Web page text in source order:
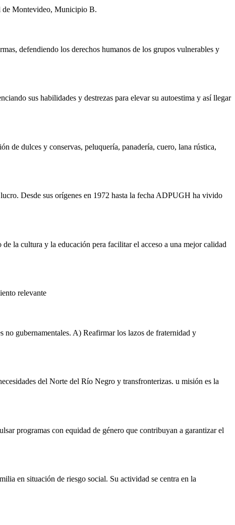
de Montevideo, Municipio B.
defendiendo los derechos humanos de los grupos vulnerables y
sus habilidades y destrezas para elevar su autoestima y así llegar
de dulces y conservas, peluquería, panadería, cuero, lana rústica,
Desde sus orígenes en 1972 hasta la fecha ADPUGH ha vivido
la cultura y la educación pera facilitar el acceso a una mejor calidad
relevante
no gubernamentales. A) Reafirmar los lazos de fraternidad y
del Norte del Río Negro y transfronterizas. u misión es la
programas con equidad de género que contribuyan a garantizar el
en situación de riesgo social. Su actividad se centra en la